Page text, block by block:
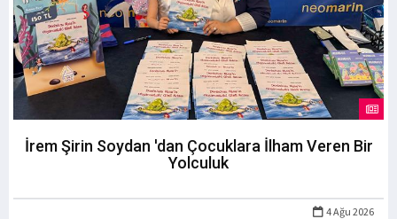
İrem Şirin Soydan 'dan Çocuklara İlham Veren Bir
Yolculuk
4 Ağu 2026